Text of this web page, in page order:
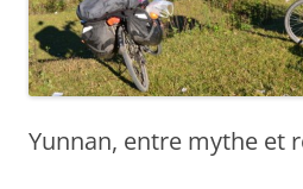
Yunnan, entre mythe et